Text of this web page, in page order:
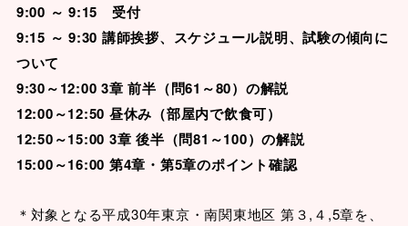
9:00 ～ 9:15 受付
9:15 ～ 9:30 講師挨拶、スケジュール説明、試験の傾向に
ついて
9:30～12:00 3章 前半（問61～80）の解説
12:00～12:50 昼休み（部屋内で飲食可）
12:50～15:00 3章 後半（問81～100）の解説
15:00～16:00 第4章・第5章のポイント確認
＊対象となる平成30年東京・南関東地区 第３,４,5章を、